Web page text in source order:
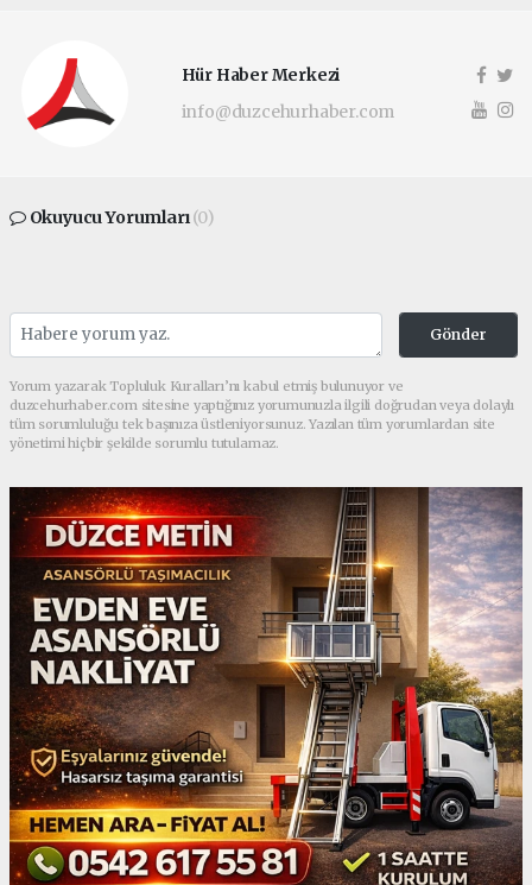
Hür Haber Merkezi
info@duzcehurhaber.com
Okuyucu Yorumları(0)
Gönder
Yorum yazarak Topluluk Kuralları’nı kabul etmiş bulunuyor ve
duzcehurhaber.com sitesine yaptığınız yorumunuzla ilgili doğrudan veya dolaylı
tüm sorumluluğu tek başınıza üstleniyorsunuz. Yazılan tüm yorumlardan site
yönetimi hiçbir şekilde sorumlu tutulamaz.